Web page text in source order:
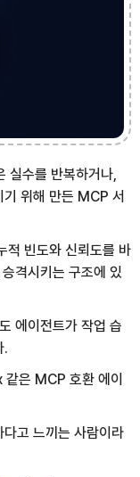
실수를 반복하거나,
위해 만든 MCP 서
적 빈도와 신뢰도를 바
격시키는 구조에 있
에이전트가 작업 습
.
은 MCP 호환 에이
고 느끼는 사람이라